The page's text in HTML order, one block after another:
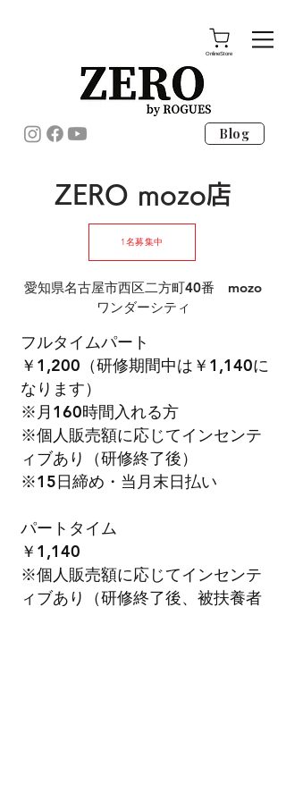
OnlineStore
Blog
ZERO mozo店
1名募集中
愛知県名古屋市西区二方町40番 mozo
ワンダーシティ
フルタイムパート
￥1,200（研修期間中は￥1,140に
なります）
※月160時間入れる方
※個人販売額に応じてインセンテ
ィブあり（研修終了後）
​※15日締め・当月末日払い
パートタイム
￥1,140
※個人販売額に応じてインセンテ
ィブあり（研修終了後、被扶養者